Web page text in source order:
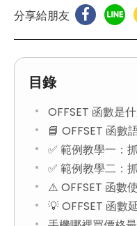
分享給朋友
目錄
OFFSET 函數是
📘 OFFSET 函數
✅ 範例教學一：
✅ 範例教學二：
⚠️ OFFSET 函數
💡 OFFSET 函數